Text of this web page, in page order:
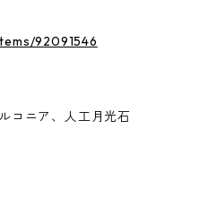
92091546
コニア、人工月光石